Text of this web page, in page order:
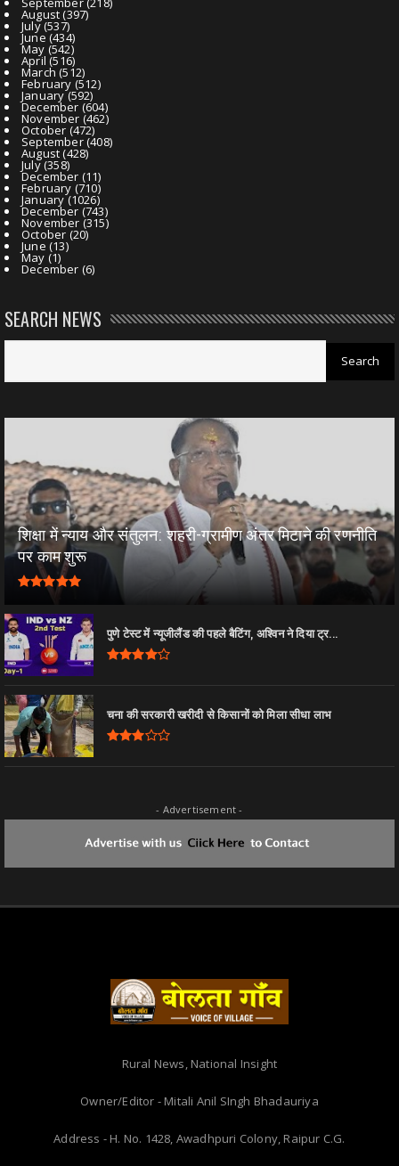
August(397)
July(537)
June(434)
May (542)
April (516)
March (512)
February (512)
January(592)
December (604)
November (462)
October (472)
September(408)
August(428)
July(358)
December (11)
February (710)
January(1026)
December (743)
November (315)
October (20)
June (13)
May (1)
December (6)
SEARCH NEWS
शिक्षा में न्याय और संतुलन: शहरी-ग्रामीण अंतर मिटाने की रणनीति
पर काम शुरू
पुणे टेस्ट में न्यूजीलैंड की पहले बैटिंग, अश्विन ने दिया ट्र...
चना की सरकारी खरीदी से किसानों को मिला सीधा लाभ
- Advertisement -
Rural News, National Insight
Owner/Editor - Mitali Anil SIngh Bhadauriya
Address - H. No. 1428, Awadhpuri Colony, Raipur C.G.